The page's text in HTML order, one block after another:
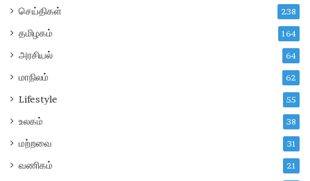
செய்திகள் 238
தமிழகம் 164
அரசியல் 64
மாநிலம் 62
Lifestyle 55
உலகம் 38
மற்றவை 31
வணிகம் 21